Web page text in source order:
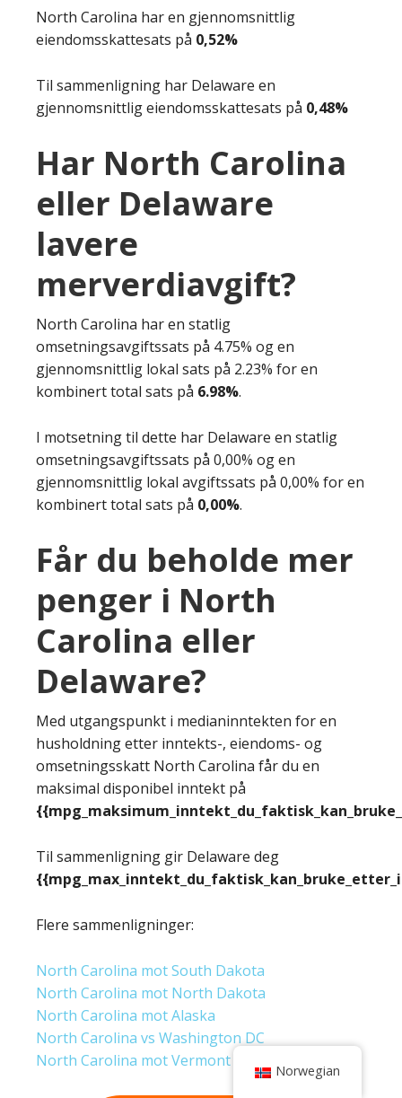
North Carolina har en gjennomsnittlig
eiendomsskattesats på 0,52%
Til sammenligning har Delaware en
gjennomsnittlig eiendomsskattesats på 0,48%
Har North Carolina
eller Delaware
lavere
merverdiavgift?
North Carolina har en statlig
omsetningsavgiftssats på 4.75% og en
gjennomsnittlig lokal sats på 2.23% for en
kombinert total sats på 6.98%.
I motsetning til dette har Delaware en statlig
omsetningsavgiftssats på 0,00% og en
gjennomsnittlig lokal avgiftssats på 0,00% for en
kombinert total sats på 0,00%.
Får du beholde mer
penger i North
Carolina eller
Delaware?
Med utgangspunkt i medianinntekten for en
husholdning etter inntekts-, eiendoms- og
omsetningsskatt North Carolina får du en
maksimal disponibel inntekt på
Til sammenligning gir Delaware deg
Flere sammenligninger:
North Carolina mot South Dakota
North Carolina mot North Dakota
North Carolina mot Alaska
North Carolina vs Washington DC
North Carolina mot Vermont
Norwegian